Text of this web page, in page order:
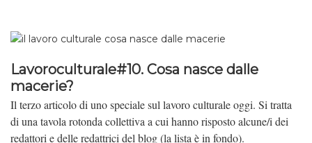
Lavoroculturale#10. Cosa nasce dalle
macerie?
Il terzo articolo di uno speciale sul lavoro culturale oggi. Si tratta
di una tavola rotonda collettiva a cui hanno risposto alcune/i dei
redattori e delle redattrici del blog (la lista è in fondo).